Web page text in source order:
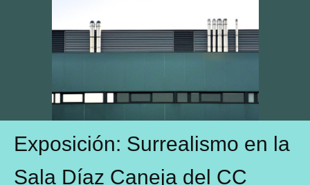
Exposición: Surrealismo en la
Sala Díaz Caneja del CC